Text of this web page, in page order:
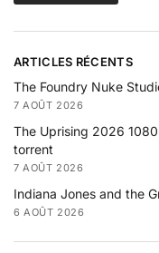
ARTICLES RÉCENTS
The Foundry Nuke
7 AOÛT 2026
The Uprising 2026
torrent
7 AOÛT 2026
Indiana Jones and the
6 AOÛT 2026